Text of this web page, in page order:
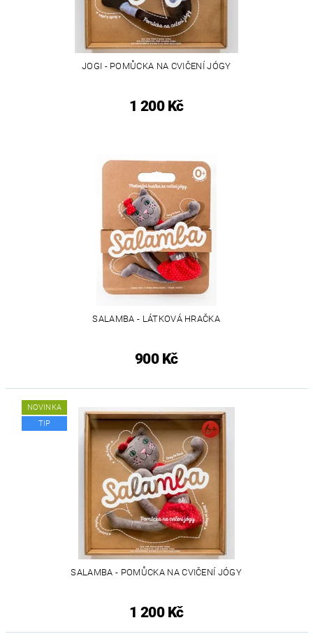
JOGI - POMŮCKA NA CVIČENÍ JÓGY
1 200 Kč
SALAMBA - LÁTKOVÁ HRAČKA
900 Kč
NOVINKA
TIP
SALAMBA - POMŮCKA NA CVIČENÍ JÓGY
1 200 Kč